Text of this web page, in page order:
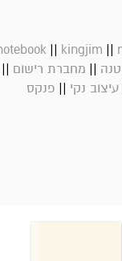
|| kingjim ||
|| מחברת רישום ||
עיצוב נקי || פנקס